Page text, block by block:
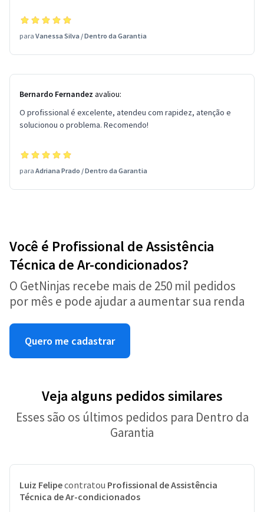
para Vanessa Silva /Dentro da Garantia
Bernardo Fernandez avaliou:
O profissional é excelente, atendeu com rapidez, atenção e
solucionou o problema. Recomendo!
para Adriana Prado /Dentro da Garantia
Você é Profissional de Assistência
Técnica de Ar-condicionados?
O GetNinjas recebe mais de 250 mil pedidos
por mês e pode ajudar a aumentar sua renda
Quero me cadastrar
Veja alguns pedidos similares
Esses são os últimos pedidos para Dentro da
Garantia
Luiz Felipecontratou Profissional de Assistência
Técnica de Ar-condicionados